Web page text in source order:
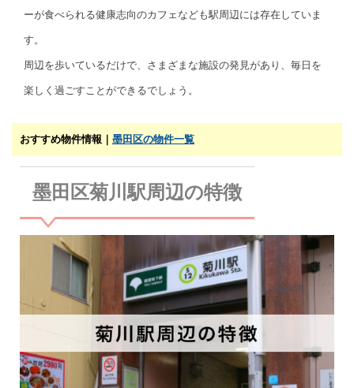
ーが食べられる健康志向のカフェなども駅周辺には存在していま
す。
周辺を歩いているだけで、さまざまな施設の発見があり、毎日を
楽しく過ごすことができるでしょう。
おすすめ物件情報｜ 墨田区の物件一覧
墨田区菊川駅周辺の特徴